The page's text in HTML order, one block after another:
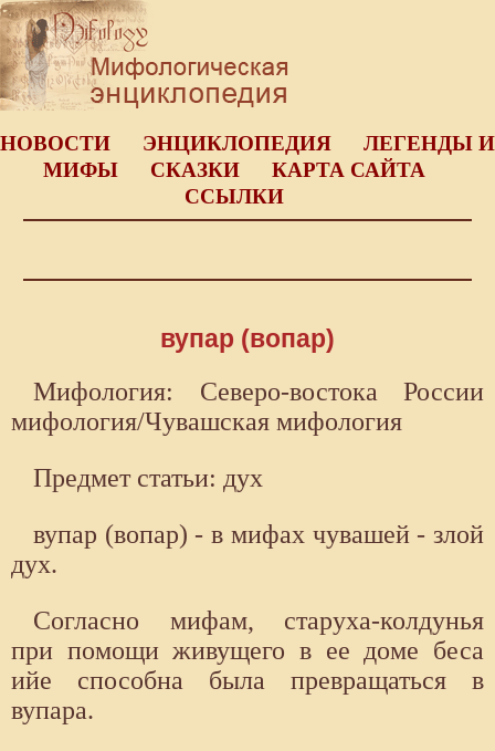
НОВОСТИ ЭНЦИКЛОПЕДИЯ
ЛЕГЕНДЫ И
МИФЫ
СКАЗКИ
КАРТА САЙТА
ССЫЛКИ
вупар (вопар)
Мифология: Северо-востока России
мифология/Чувашская мифология
Предмет статьи: дух
вупар (вопар) - в мифах чувашей - злой
дух.
Согласно мифам, старуха-колдунья
при помощи живущего в ее доме беса
ийе способна была превращаться в
вупара.